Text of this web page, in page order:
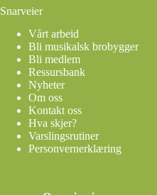
Snarveier
Vårt arbeid
Bli musikalsk brobygger
Bli medlem
Ressursbank
Nyheter
Om oss
Kontakt oss
Hva skjer?
Varslingsrutiner
Personvernerklæring